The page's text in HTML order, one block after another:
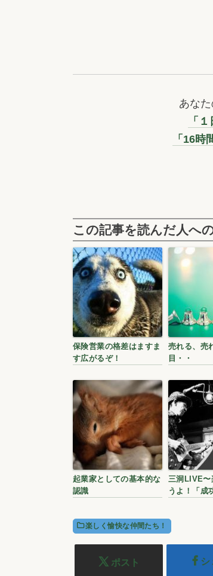
あな
「
「16時
この記事を読んだ人へ
保険営業の格差はますま
す広がるぞ！
売れる、売
目・・
起業家としての基本的な
認識
三洞LIVE〜
うよ！「成
楽しく愉快な仲間たち！
ポスト シ